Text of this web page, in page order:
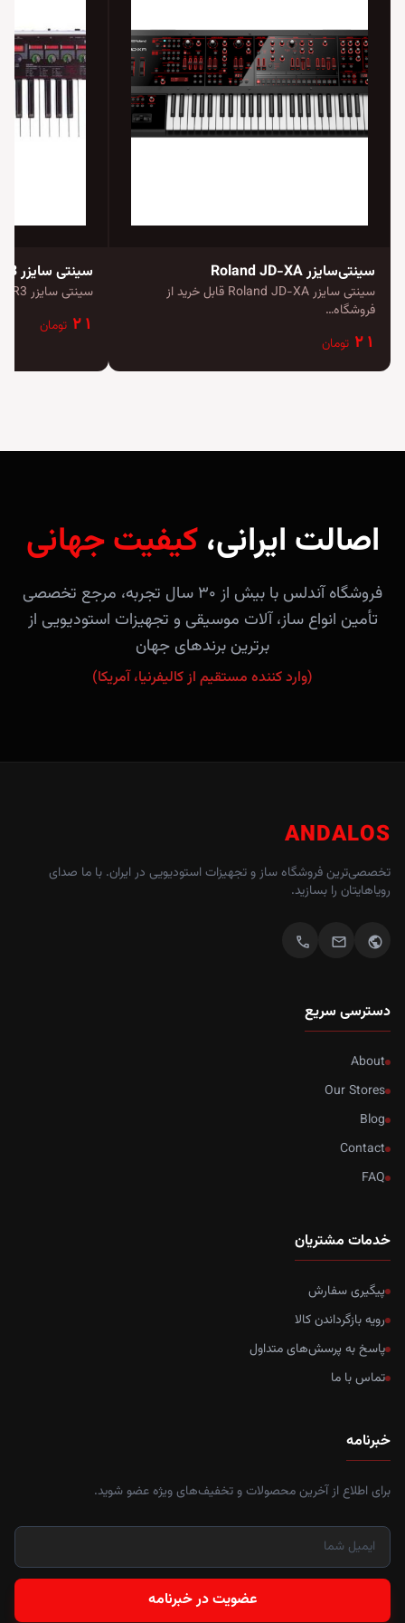
سینتی‌سایزر Roland JD-XA
سینتی سایزر Roland JD-XA قابل خرید از
فروشگاه…
۲۱ تومان
سینتی سایزر Korg R3
سینتی سایزر Korg R3: یک ابزار موسیقی با…
۲۱ تومان
اصالت ایرانی،کیفیت جهانی
فروشگاه آندلس با بیش از ۳۰ سال تجربه، مرجع تخصصی
تأمین انواع ساز، آلات موسیقی و تجهیزات استودیویی از
برترین برندهای جهان
(وارد کننده مستقیم از کالیفرنیا، آمریکا)
ANDALOS
تخصصی‌ترین فروشگاه ساز و تجهیزات استودیویی در ایران. با ما صدای
رویاهایتان را بسازید.
public
mail
call
دسترسی سریع
About
Our Stores
Blog
Contact
FAQ
خدمات مشتریان
پیگیری سفارش
رویه بازگرداندن کالا
پاسخ به پرسش‌های متداول
تماس با ما
خبرنامه
برای اطلاع از آخرین محصولات و تخفیف‌های ویژه عضو شوید.
عضویت در خبرنامه